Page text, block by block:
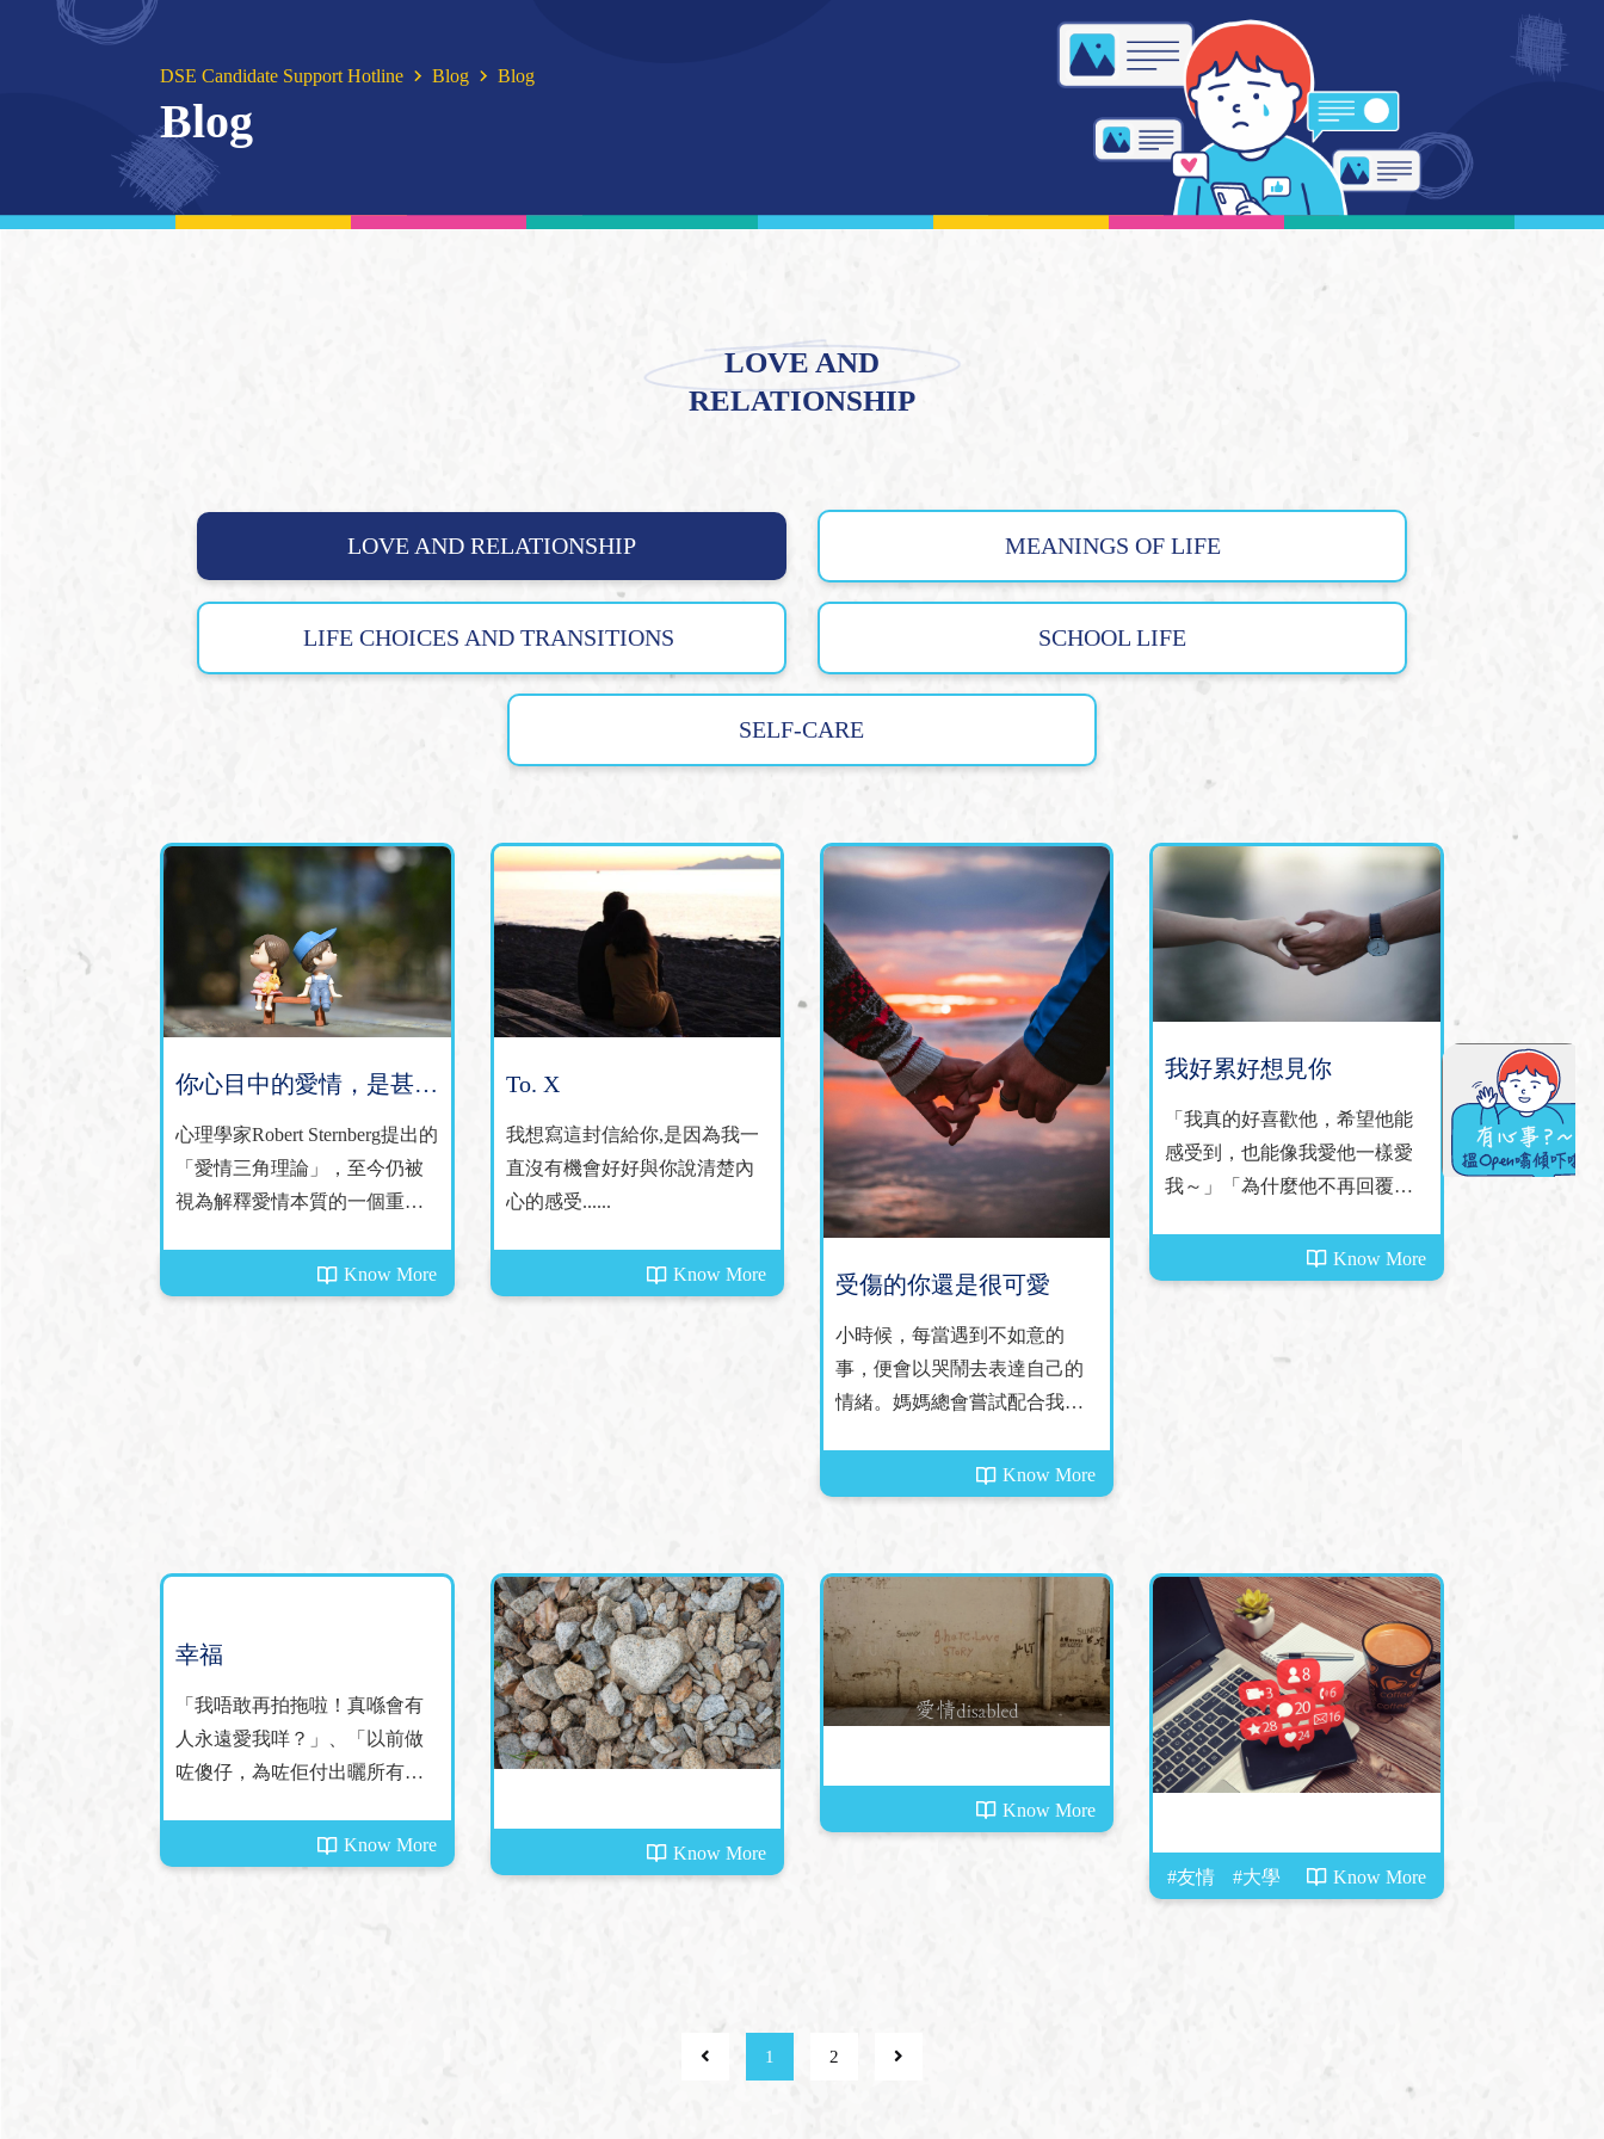
DSE Candidate Support Hotline Blog Blog
Blog
LOVE AND
RELATIONSHIP
LOVE AND RELATIONSHIP MEANINGS OF LIFE
LIFE CHOICES AND TRANSITIONS SCHOOL LIFE
SELF-CARE
你心目中的愛情，是甚麼
模樣？
心理學家Robert Sternberg提出的
「愛情三角理論」，至今仍被
視為解釋愛情本質的一個重要
主要元素組成的——親密（Inti
macy）、激情（Passion）和承
Know More
To. X
我想寫這封信給你,是因為我一
直沒有機會好好與你說清楚內
心的感受......
Know More 受傷的你還是很可愛
小時候，每當遇到不如意的
事，便會以哭鬧去表達自己的
情緒。媽媽總會嘗試配合我的
Know More
我好累好想見你
「我真的好喜歡他，希望他能
感受到，也能像我愛他一樣愛
我～」「為什麼他不再回覆
個女生是誰啊，為什麼他們每
天這麼多話聊，和我卻再沒話
Know More
幸福
「我唔敢再拍拖啦！真喺會有
人永遠愛我咩？」、「以前做
咗傻仔，為咗佢付出曬所有
啦！」、「搵個唔喺最愛，但
適合嘅另一半可能先係最啱自
Know More Know More
Know More
#友情 #大學 Know More
1 2